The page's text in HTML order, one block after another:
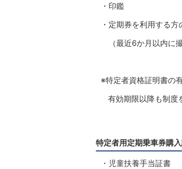
・印鑑
・定期券を利用する方
（最近6か月以内に
※特定者資格証明書の
有効期限以降も制度
特定者用定期乗車券購
・児童扶養手当証書